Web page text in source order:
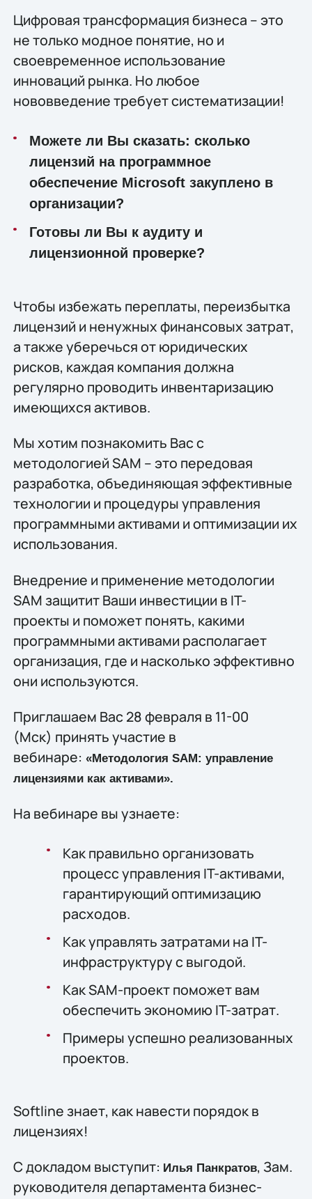
Цифровая трансформация бизнеса – это
не только модное понятие, но и
своевременное использование
инноваций рынка. Но любое
нововведение требует систематизации!
Можете ли Вы сказать: сколько
лицензий на программное
обеспечение Microsoftзакуплено в
организации?
Готовы ли Вы к аудиту и
лицензионной проверке?
Чтобы избежать переплаты, переизбытка
лицензий и ненужных финансовых затрат,
а также уберечься от юридических
рисков, каждая компания должна
регулярно проводить инвентаризацию
имеющихся активов.
Мы хотим познакомить Вас с
методологией SAM – это передовая
разработка, объединяющая эффективные
технологии и процедуры управления
программными активами и оптимизации их
использования.
Внедрение и применение методологии
SAM защитит Ваши инвестиции в IT-
проекты и поможет понять, какими
программными активами располагает
организация, где и насколько эффективно
они используются.
Приглашаем Вас 28 февраля в 11-00
(Мск) принять участие в
вебинаре: «Методология SAM : управление
лицензиями как активами».
На вебинаре вы узнаете:
Как правильно организовать
процесс управления IT-активами,
гарантирующий оптимизацию
расходов.
Как управлять затратами на IT-
инфраструктуру с выгодой.
Как SAM-проект поможет вам
обеспечить экономию IT-затрат.
Примеры успешно реализованных
проектов.
Softline знает, как навести порядок в
лицензиях!
С докладом выступит: Илья Панкратов, Зам.
руководителя департамента бизнес-